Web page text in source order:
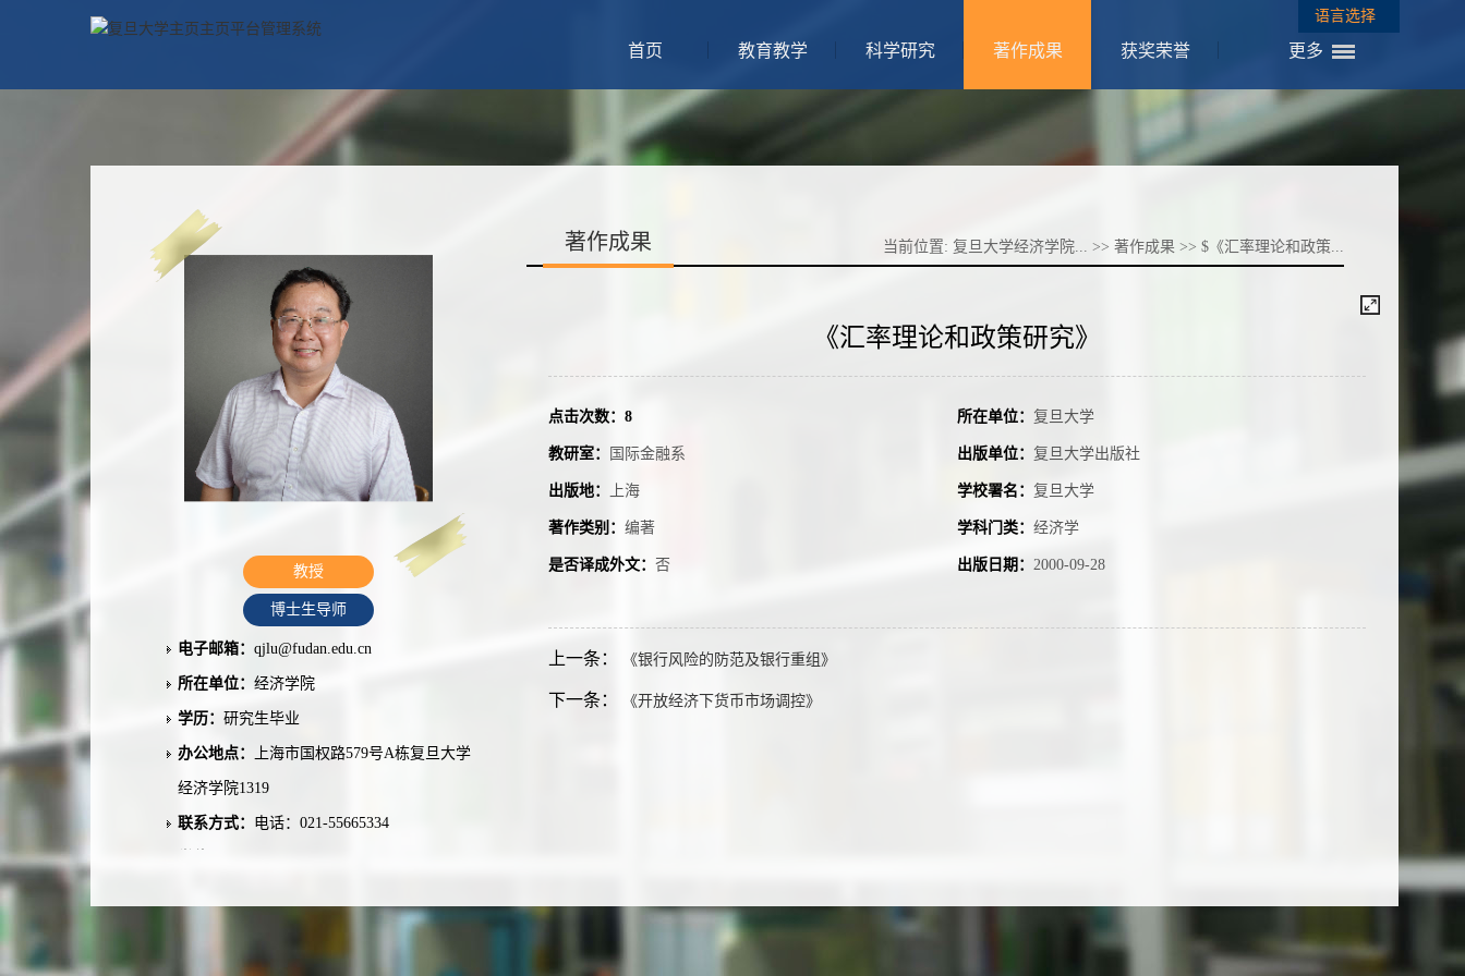
语言选择
首页 教育教学 科学研究 著作成果 获奖荣誉 更多
教授
博士生导师
电子邮箱： qjlu@fudan.edu.cn
所在单位： 经济学院
学历： 研究生毕业
办公地点： 上海市国权路579号A栋复旦大学
经济学院1319
联系方式： 电话：021-55665334
教师
著作成果 当前位置: 复旦大学经济学院... >> 著作成果 >> $《汇率理论和政策...
《汇率理论和政策研究》
点击次数： 8 所在单位： 复旦大学
教研室： 国际金融系 出版单位： 复旦大学出版社
出版地： 上海 学校署名： 复旦大学
著作类别： 编著 学科门类： 经济学
是否译成外文： 否 出版日期： 2000-09-28
上一条： 《银行风险的防范及银行重组》
下一条： 《开放经济下货币市场调控》